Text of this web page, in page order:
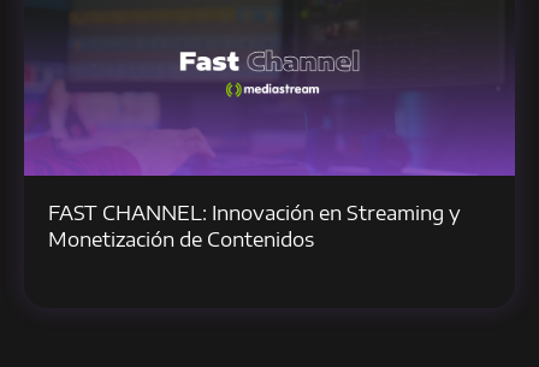
FAST CHANNEL: Innovación en Streaming y
Monetización de Contenidos